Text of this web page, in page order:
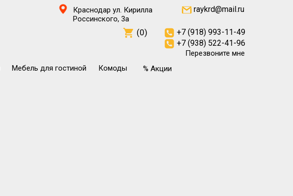
Краснодар ул. Кирилла
Россинского, 3а
raykrd@mail.ru
Перезвоните мне
Мебель для гостиной Комоды % Акции
(0)
+7 (918) 993-11-49
+7 (938) 522-41-96